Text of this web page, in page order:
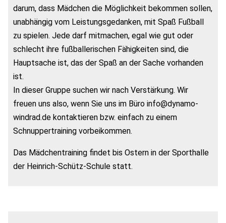
darum, dass Mädchen die Möglichkeit bekommen sollen,
unabhängig vom Leistungsgedanken, mit Spaß Fußball
zu spielen. Jede darf mitmachen, egal wie gut oder
schlecht ihre fußballerischen Fähigkeiten sind, die
Hauptsache ist, das der Spaß an der Sache vorhanden
ist.
In dieser Gruppe suchen wir nach Verstärkung. Wir
freuen uns also, wenn Sie uns im Büro info@dynamo-
windrad.de kontaktieren bzw. einfach zu einem
Schnuppertraining vorbeikommen.
Das Mädchentraining findet bis Ostern in der Sporthalle
der Heinrich-Schütz-Schule statt.